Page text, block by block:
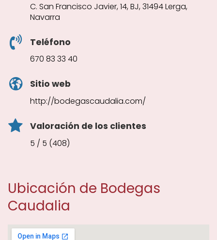
C. San Francisco Javier, 14, BJ, 31494 Lerga,
Navarra
Teléfono
670 83 33 40
Sitio web
http://bodegascaudalia.com/
Valoración de los clientes
5 / 5 (408)
Ubicación de Bodegas
Caudalia